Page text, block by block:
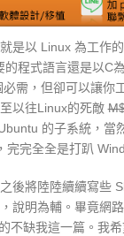
是以 Linux 為工作
的程式語言還是以C
需，但卻可以讓你
以往Linux的死敵
的子系統，當
完完全全是打趴
後將陸陸續續寫些
說明為輔。畢竟網
不缺我這一篇。我